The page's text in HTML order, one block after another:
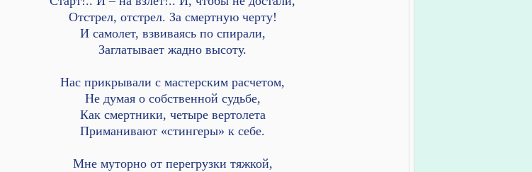
Отстрел, отстрел. За смертную черту!
И самолет, взвиваясь по спирали,
Заглатывает жадно высоту.
Нас прикрывали с мастерским расчетом,
Не думая о собственной судьбе,
Как смертники, четыре вертолета
Приманивают «стингеры» к себе.
Мне муторно от перегрузки тяжкой,